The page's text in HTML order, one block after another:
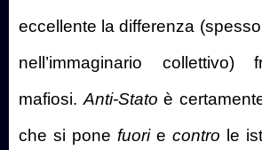
eccellente la differenza
nell’immaginario
mafiosi. Anti-Statoè
che si pone fuori e contro le